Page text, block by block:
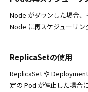
Node がダウンした場合
Node に再スケジューリン
ReplicaSetの使用
ReplicaSet や
定の Pod が停止した場合